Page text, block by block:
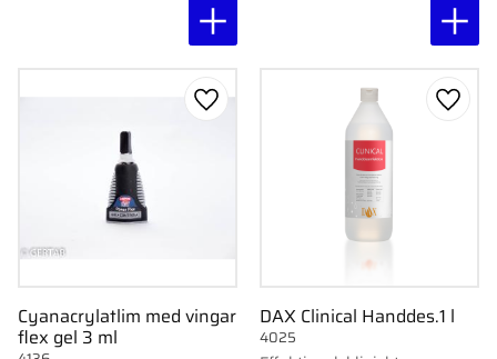
Cyanacrylatlim med vingar
flex gel 3 ml
Lägg till i favoriter
DAX Clinical Handdes.1 l
4025
Lägg